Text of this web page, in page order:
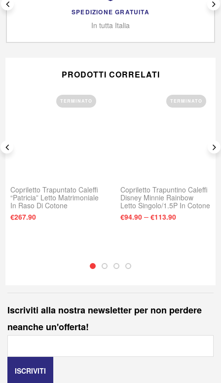
SPEDIZIONE GRATUITA
In tutta Italia
PRODOTTI CORRELATI
TERMINATO
Copriletto Trapuntato Caleffi
“Patricia” Letto Matrimoniale
In Raso Di Cotone
€267.90
TERMINATO
Copriletto Trapuntino Caleffi
Disney Minnie Rainbow
Letto Singolo/1.5P In Cotone
€94.90 – €113.90
Iscriviti alla nostra newsletter per non perdere
neanche un'offerta!